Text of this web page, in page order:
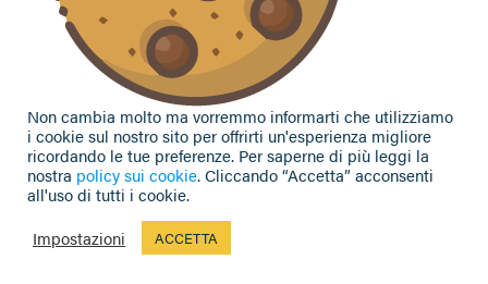
Privacy Policy|Cookie Policy
© 2002-2026 CAA Confagricoltura Emilia Romagna srl - P.IVA
02317021208
Non cambia molto ma vorremmo informarti che utilizziamo
i cookie sul nostro sito per offrirti un'esperienza migliore
ricordando le tue preferenze. Per saperne di più leggi la
nostra policy sui cookie. Cliccando “Accetta” acconsenti
all'uso di tutti i cookie.
Impostazioni
ACCETTA